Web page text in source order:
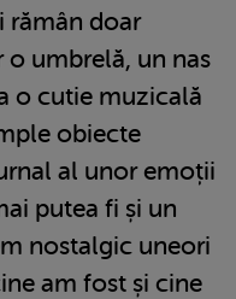
rămân doar
umbrelă, un nas
o cutie muzicală
obiecte
al unor emoții
putea fi și un
nostalgic uneori
am fost și cine